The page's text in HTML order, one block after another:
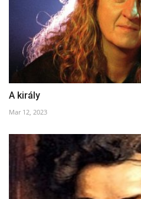
A király
Mar 12, 2023